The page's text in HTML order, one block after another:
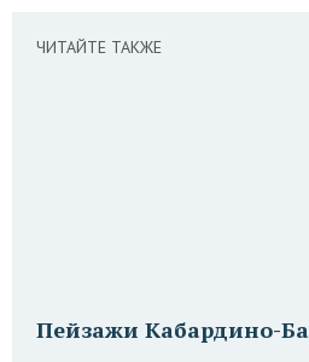
ЧИТАЙТЕ ТАКЖЕ
Пейзажи Кабардино-